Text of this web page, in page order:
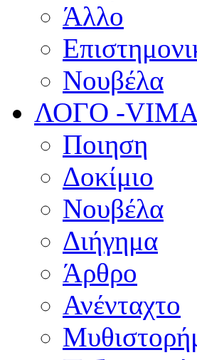
Άλλο
Νουβέλα
ΛΟΓΟ -
Ποιηση
Δοκίμιο
Νουβέλα
Διήγημα
Άρθρο
Ανένταχτο